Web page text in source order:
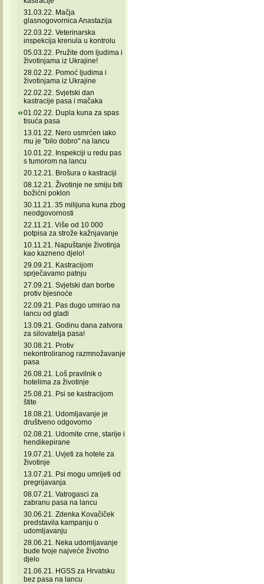
31.03.22. Mačja
glasnogovornica Anastazija
22.03.22. Veterinarska
inspekcija krenula u kontrolu
05.03.22. Pružite dom ljudima i
životinjama iz Ukrajine!
28.02.22. Pomoć ljudima i
životinjama iz Ukrajine
22.02.22. Svjetski dan
kastracije pasa i mačaka
01.02.22. Dupla kuna za spas
tisuća pasa
13.01.22. Nero usmrćen iako
mu je "bilo dobro" na lancu
10.01.22. Inspekciji u redu pas
s tumorom na lancu
20.12.21. Brošura o kastraciji
08.12.21. Životinje ne smiju biti
božićni poklon
30.11.21. 35 milijuna kuna zbog
neodgovornosti
22.11.21. Više od 10 000
potpisa za strože kažnjavanje
10.11.21. Napuštanje životinja
kao kazneno djelo!
29.09.21. Kastracijom
sprječavamo patnju
27.09.21. Svjetski dan borbe
protiv bjesnoće
22.09.21. Pas dugo umirao na
lancu od gladi
13.09.21. Godinu dana zatvora
za silovatelja pasa!
30.08.21. Protiv
nekontroliranog razmnožavanje
pasa
26.08.21. Loš pravilnik o
hotelima za životinje
25.08.21. Psi se kastracijom
štite
18.08.21. Udomljavanje je
društveno odgovorno
02.08.21. Udomite crne, starije i
hendikepirane
19.07.21. Uvjeti za hotele za
životinje
13.07.21. Psi mogu umrijeti od
pregrijavanja
08.07.21. Vatrogasci za
zabranu pasa na lancu
30.06.21. Zdenka Kovačiček
predstavila kampanju o
udomljavanju
28.06.21. Neka udomljavanje
bude tvoje najveće životno
djelo
21.06.21. HGSS za Hrvatsku
bez pasa na lancu